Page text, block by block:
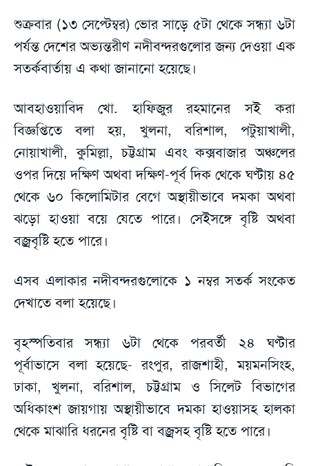
শুক্রবার (১৩ সেপ্টেম্বর) ভোর সাড়ে ৫টা থেকে সন্ধ্যা ৬টা
পর্যন্ত দেশের অভ্যন্তরীণ নদীবন্দরগুলোর জন্য দেওয়া এক
সতর্কবার্তায় এ কথা জানানো হয়েছে।
আবহাওয়াবিদ খো. হাফিজুর রহমানের সই করা
বিজ্ঞপ্তিতে বলা হয়, খুলনা, বরিশাল, পটুয়াখালী,
নোয়াখালী, কুমিল্লা, চট্টগ্রাম এবং কক্সবাজার অঞ্চলের
ওপর দিয়ে দক্ষিণ অথবা দক্ষিণ-পূর্ব দিক থেকে ঘণ্টায় ৪৫
থেকে ৬০ কিলোমিটার বেগে অস্থায়ীভাবে দমকা অথবা
ঝড়ো হাওয়া বয়ে যেতে পারে। সেইসঙ্গে বৃষ্টি অথবা
বজ্রবৃষ্টি হতে পারে।
এসব এলাকার নদীবন্দরগুলোকে ১ নম্বর সতর্ক সংকেত
দেখাতে বলা হয়েছে।
বৃহস্পতিবার সন্ধ্যা ৬টা থেকে পরবর্তী ২৪ ঘণ্টার
পূর্বাভাসে বলা হয়েছে- রংপুর, রাজশাহী, ময়মনসিংহ,
ঢাকা, খুলনা, বরিশাল, চট্টগ্রাম ও সিলেট বিভাগের
অধিকাংশ জায়গায় অস্থায়ীভাবে দমকা হাওয়াসহ হালকা
থেকে মাঝারি ধরনের বৃষ্টি বা বজ্রসহ বৃষ্টি হতে পারে।